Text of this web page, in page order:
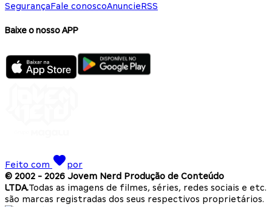
SegurançaFale conoscoAnuncieRSS
Baixe o nosso APP
Feito com
por
© 2002 - 2026 Jovem Nerd Produção de Conteúdo
LTDA.Todas as imagens de filmes, séries, redes sociais e etc.
são marcas registradas dos seus respectivos proprietários.